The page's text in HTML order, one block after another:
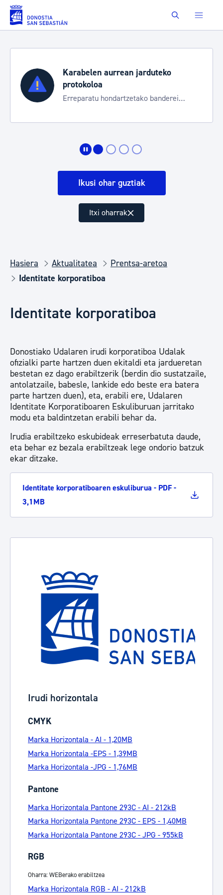
Eduki nagusira joan Buscar
Karabelen aurrean jarduteko
protokoloa
Erreparatu hondartzetako banderei
Ikusi ohar guztiak
Itxi oharrak
Hasiera Aktualitatea
Prentsa-aretoa
Identitate korporatiboa
Identitate korporatiboa
Donostiako Udalaren irudi korporatiboa Udalak
ofizialki parte hartzen duen ekitaldi eta jardueretan
bestetan ez dago erabiltzerik (berdin dio sustatzaile,
antolatzaile, babesle, lankide edo beste era batera
parte hartzen duen), eta, erabili ere, Udalaren
Identitate Korporatiboaren Eskuliburuan jarritako
modu eta baldintzetan erabili behar da.
Irudia erabiltzeko eskubideak erreserbatuta daude,
eta behar ez bezala erabiltzeak lege ondorio batzuk
ekar ditzake.
Identitate korporatiboaren eskuliburua - PDF -
3,1MB
Irudi horizontala
CMYK
Marka Horizontala - AI - 1,20MB
Marka Horizontala -EPS - 1,39MB
Marka Horizontala -JPG - 1,76MB
Pantone
Marka Horizontala Pantone 293C - AI - 212kB
Marka Horizontala Pantone 293C - EPS - 1,40MB
Marka Horizontala Pantone 293C - JPG - 955kB
RGB
Oharra: WEBerako erabiltzea
Marka Horizontala RGB - AI - 212kB